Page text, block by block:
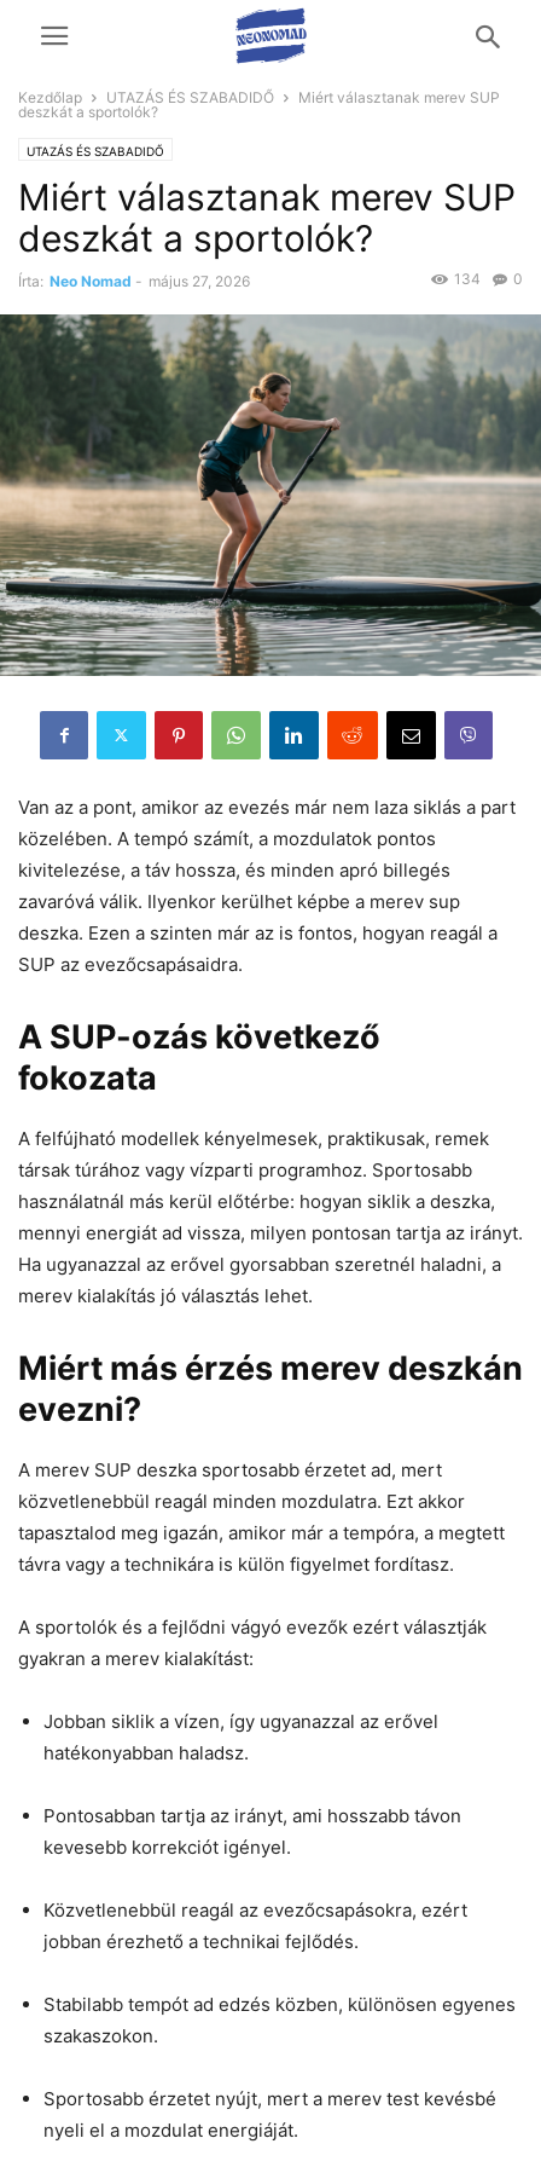
Kezdőlap UTAZÁS ÉS SZABADIDŐ
Miért választanak merev SUP
deszkát a sportolók?
UTAZÁS ÉS SZABADIDŐ
Miért választanak merev SUP
deszkát a sportolók?
Írta: Neo Nomad - május 27, 2026 0
134
Van az a pont, amikor az evezés már nem laza siklás a part
közelében. A tempó számít, a mozdulatok pontos
kivitelezése, a táv hossza, és minden apró billegés
zavaróvá válik. Ilyenkor kerülhet képbe a merev sup
deszka. Ezen a szinten már az is fontos, hogyan reagál a
SUP az evezőcsapásaidra.
A SUP-ozás következő
fokozata
A felfújható modellek kényelmesek, praktikusak, remek
társak túrához vagy vízparti programhoz. Sportosabb
használatnál más kerül előtérbe: hogyan siklik a deszka,
mennyi energiát ad vissza, milyen pontosan tartja az irányt.
Ha ugyanazzal az erővel gyorsabban szeretnél haladni, a
merev kialakítás jó választás lehet.
Miért más érzés merev deszkán
evezni?
A merev SUP deszka sportosabb érzetet ad, mert
közvetlenebbül reagál minden mozdulatra. Ezt akkor
tapasztalod meg igazán, amikor már a tempóra, a megtett
távra vagy a technikára is külön figyelmet fordítasz.
A sportolók és a fejlődni vágyó evezők ezért választják
gyakran a merev kialakítást:
Jobban siklik a vízen, így ugyanazzal az erővel
hatékonyabban haladsz.
Pontosabban tartja az irányt, ami hosszabb távon
kevesebb korrekciót igényel.
Közvetlenebbül reagál az evezőcsapásokra, ezért
jobban érezhető a technikai fejlődés.
Stabilabb tempót ad edzés közben, különösen egyenes
szakaszokon.
Sportosabb érzetet nyújt, mert a merev test kevésbé
nyeli el a mozdulat energiáját.